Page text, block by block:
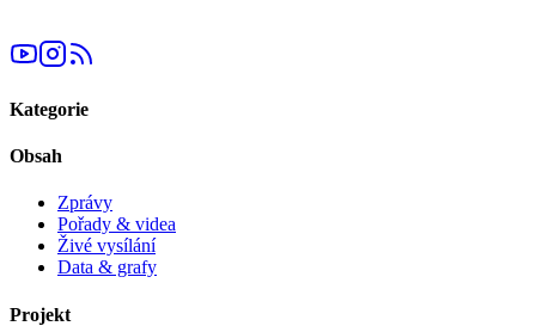
Kategorie
Obsah
Zprávy
Pořady & videa
Živé vysílání
Data & grafy
Projekt